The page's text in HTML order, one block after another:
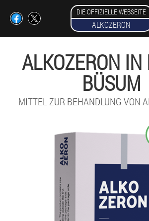
DIE OFFIZIELLE WEBSEITE
ALKOZERON
ALKOZERON IN
BÜSUM
MITTEL ZUR BEHANDLUNG VON